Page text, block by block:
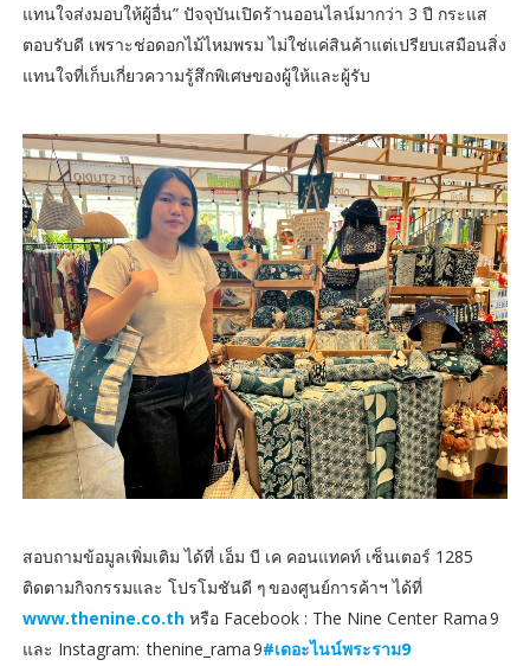
แทนใจส่งมอบให้ผู้อื่น” ปัจจุบันเปิดร้านออนไลน์มากว่า 3 ปี กระแส
ตอบรับดี เพราะช่อดอกไม้ไหมพรม ไม่ใช่แค่สินค้าแต่เปรียบเสมือนสิ่ง
แทนใจที่เก็บเกี่ยวความรู้สึกพิเศษของผู้ให้และผู้รับ
สอบถามข้อมูลเพิ่มเติม ได้ที่ เอ็ม บี เค คอนแทคท์ เซ็นเตอร์ 1285
ติดตามกิจกรรมและ โปรโมชันดี ๆ ของศูนย์การค้าฯ ได้ที่
www.thenine.co.thหรือ Facebook : The Nine Center Rama 9
และ Instagram: thenine_rama 9#เดอะไนน์พระราม9